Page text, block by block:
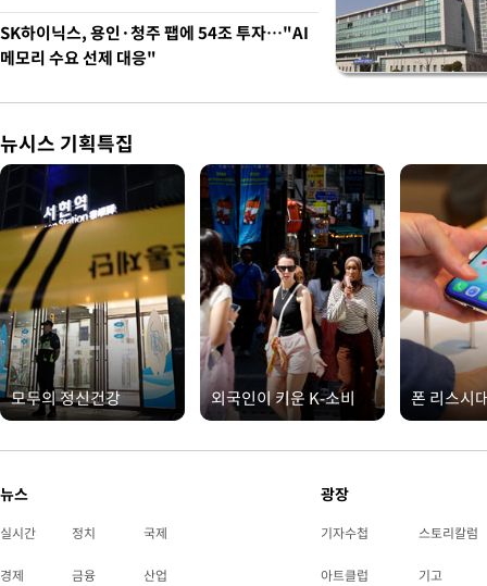
SK하이닉스, 용인·청주 팹에 54조 투자…"AI
메모리 수요 선제 대응"
뉴시스 기획특집
모두의 정신건강 외국인이 키운 K-소비 폰 리스시
뉴스
실시간 정치 국제
경제 금융 산업
광장
기자수첩 스토리칼럼
아트클럽 기고